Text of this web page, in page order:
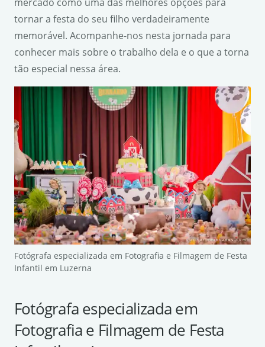
tornar a festa do seu filho verdadeiramente
memorável. Acompanhe-nos nesta jornada para
conhecer mais sobre o trabalho dela e o que a torna
tão especial nessa área.
Fotógrafa especializada em Fotografia e Filmagem de Festa
Infantil em Luzerna
Fotógrafa especializada em
Fotografia e Filmagem de Festa